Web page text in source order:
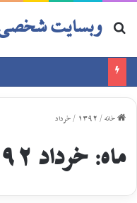
وبسایت
خانه /
1392
/ خرداد
ماه:خرداد 1392